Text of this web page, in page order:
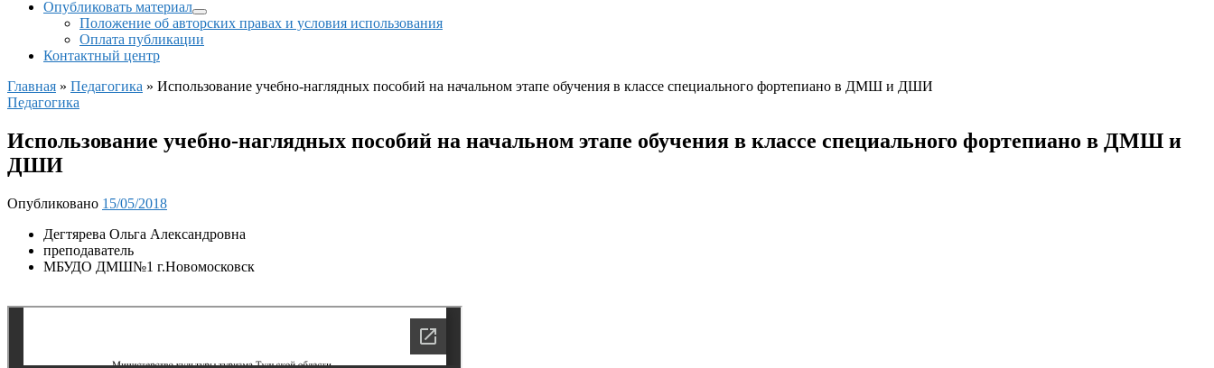
Опубликовать материал
Положение об авторских правах и условия использования
Оплата публикации
Контактный центр
Главная » Педагогика » Использование учебно-наглядных пособий на начальном этапе обучения в классе специального фортепиано в ДМШ и ДШИ
Педагогика
Использование учебно-наглядных пособий на начальном этапе обучения в классе специального фортепиано в ДМШ и
ДШИ
Опубликовано 15/05/2018
Дегтярева Ольга Александровна
преподаватель
МБУДО ДМШ№1 г.Новомосковск